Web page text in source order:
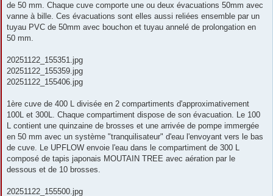
de 50 mm. Chaque cuve comporte une ou deux évacuations 50mm avec
vanne à bille. Ces évacuations sont elles aussi reliées ensemble par un
tuyau PVC de 50mm avec bouchon et tuyau annelé de prolongation en
50 mm.
20251122_155351.jpg
20251122_155359.jpg
20251122_155406.jpg
1ère cuve de 400 L divisée en 2 compartiments d'approximativement
100L et 300L. Chaque compartiment dispose de son évacuation. Le 100
L contient une quinzaine de brosses et une arrivée de pompe immergée
en 50 mm avec un système "tranquilisateur" d'eau l'envoyant vers le bas
de cuve. Le UPFLOW envoie l'eau dans le compartiment de 300 L
composé de tapis japonais MOUTAIN TREE avec aération par le
dessous et de 10 brosses.
20251122_155500.jpg